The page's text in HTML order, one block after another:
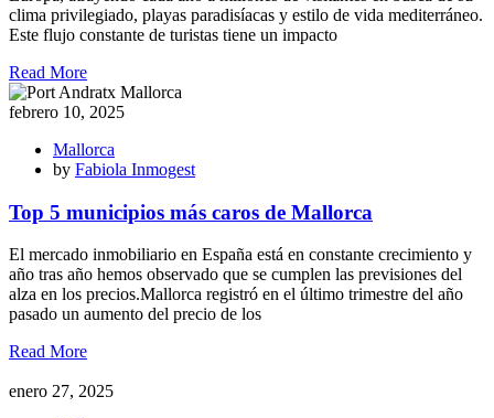
clima privilegiado, playas paradisíacas y estilo de vida mediterráneo.
Este flujo constante de turistas tiene un impacto
Read More
febrero 10, 2025
Mallorca
by Fabiola Inmogest
Top 5 municipios más caros de Mallorca
El mercado inmobiliario en España está en constante crecimiento y
año tras año hemos observado que se cumplen las previsiones del
alza en los precios.Mallorca registró en el último trimestre del año
pasado un aumento del precio de los
Read More
enero 27, 2025